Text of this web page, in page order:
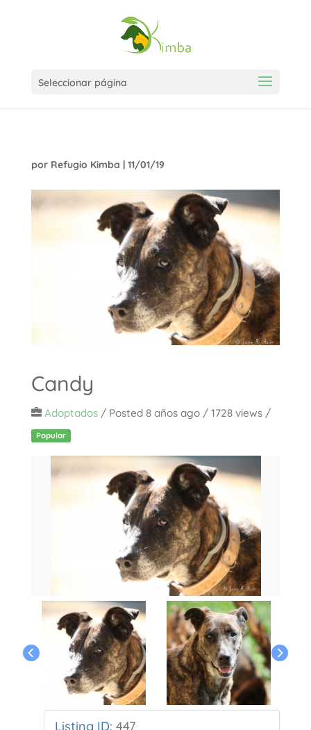
Seleccionar página
por Refugio Kimba | 11/01/19
Candy
Adoptados/ Posted 8 años ago/ 1728 views /
Popular
Listing ID: 447